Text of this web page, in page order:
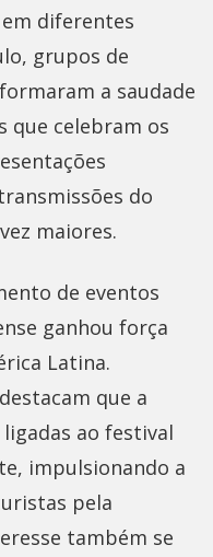
diferentes
grupos de
a saudade
que celebram os
do
maiores.
de eventos
ganhou força
Latina.
que a
ao festival
impulsionando a
pela
também se